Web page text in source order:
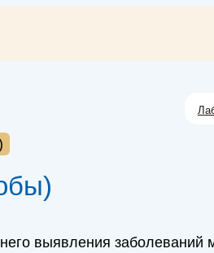
выявления заболеваний